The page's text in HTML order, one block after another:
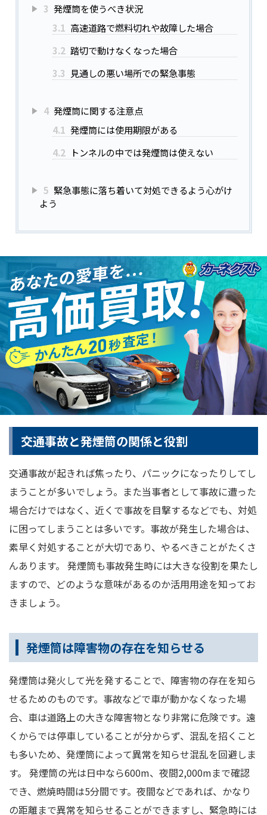
3 発煙筒を使うべき状況
3.1 高速道路で燃料切れや故障した場合
3.2 踏切で動けなくなった場合
3.3 見通しの悪い場所での緊急事態
4 発煙筒に関する注意点
4.1 発煙筒には使用期限がある
4.2 トンネルの中では発煙筒は使えない
5 緊急事態に落ち着いて対処できるよう心がけ
よう
交通事故と発煙筒の関係と役割
交通事故が起きれば焦ったり、パニックになったりしてし
まうことが多いでしょう。また当事者として事故に遭った
場合だけではなく、近くで事故を目撃するなどでも、対処
に困ってしまうことは多いです。事故が発生した場合は、
素早く対処することが大切であり、やるべきことがたくさ
んあります。 発煙筒も事故発生時には大きな役割を果たし
ますので、どのような意味があるのか活用用途を知ってお
きましょう。
発煙筒は障害物の存在を知らせる
発煙筒は発火して光を発することで、障害物の存在を知ら
せるためのものです。事故などで車が動かなくなった場
合、車は道路上の大きな障害物となり非常に危険です。遠
くからでは停車していることが分からず、混乱を招くこと
も多いため、発煙筒によって異常を知らせ混乱を回避しま
す。 発煙筒の光は日中なら600m、夜間2,000mまで確認
でき、燃焼時間は5分間です。夜間などであれば、かなり
の距離まで異常を知らせることができますし、緊急時には